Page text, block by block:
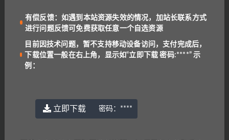
有偿反馈：如遇到本站资源失效的情况，加站长联系方式
进行问题反馈可免费获取任意一个自选资源
目前因技术问题，暂不支持移动设备访问，支付完成后，
下载位置一般在右上角，显示如“立即下载 密码:****” 示
例：
立即下载 密码： ****